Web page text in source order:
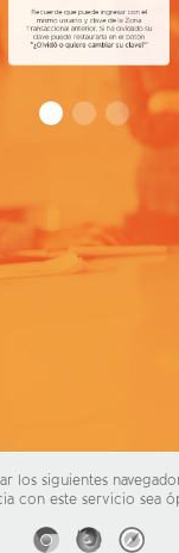
los siguientes
con este servicio sea